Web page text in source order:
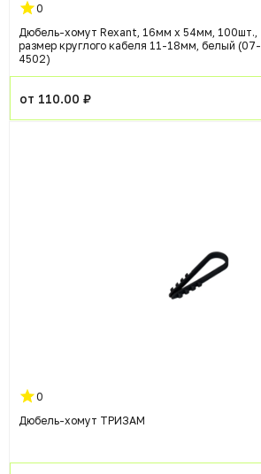
0
Дюбель-хомут Rexant, 16мм x 54мм, 100шт.,
размер круглого кабеля 11-18мм, белый (07-
4502)
от 110.00 ₽
0
Дюбель-хомут ТРИЗАМ